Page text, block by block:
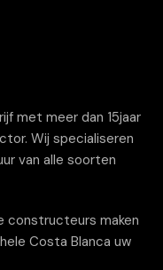
met meer dan 15jaar
Wij specialiseren
van alle soorten
constructeurs maken
Costa Blanca uw